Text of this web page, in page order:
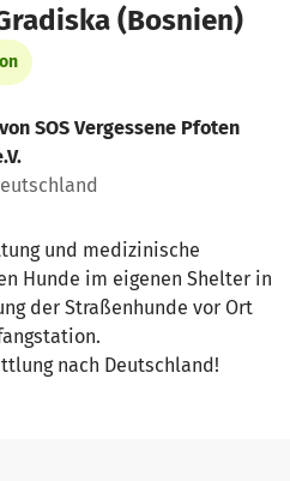
(Bosnien)
SOS Vergessene Pfoten
und medizinische
Hunde im eigenen Shelter in
der Straßenhunde vor Ort
nach Deutschland!